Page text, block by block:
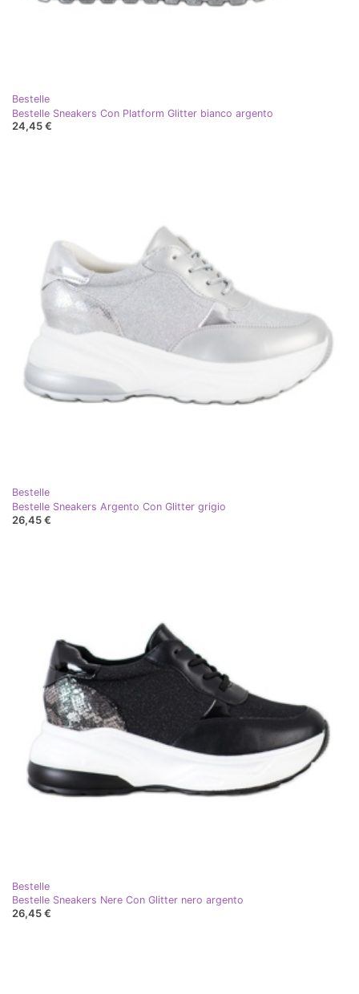
Bestelle
Bestelle Sneakers Con Platform Glitter bianco argento
24,45 €
Bestelle
Bestelle Sneakers Argento Con Glitter grigio
26,45 €
Bestelle
Bestelle Sneakers Nere Con Glitter nero argento
26,45 €